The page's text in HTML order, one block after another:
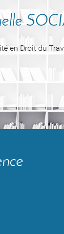
en Droit du